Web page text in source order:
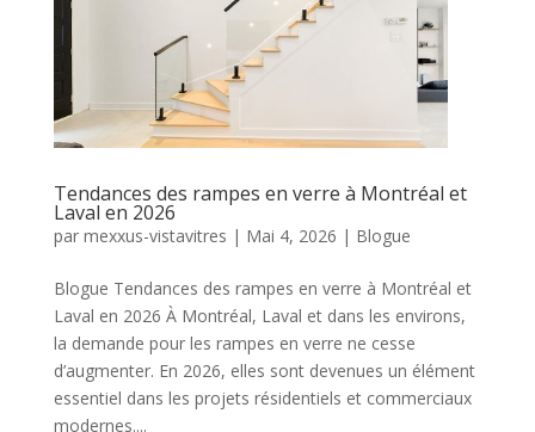
Tendances des rampes en verre à Montréal et
Laval en 2026
par mexxus-vistavitres | Mai 4, 2026 | Blogue
Blogue Tendances des rampes en verre à Montréal et
Laval en 2026 À Montréal, Laval et dans les environs,
la demande pour les rampes en verre ne cesse
d’augmenter. En 2026, elles sont devenues un élément
essentiel dans les projets résidentiels et commerciaux
modernes....